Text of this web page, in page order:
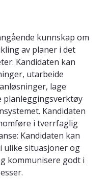
kunnskap om
av planer i det
Kandidaten kan
utarbeide
lage
planleggingsverktøy
Kandidaten
i tverrfaglig
Kandidaten kan
ulike situasjoner og
kommunisere godt i